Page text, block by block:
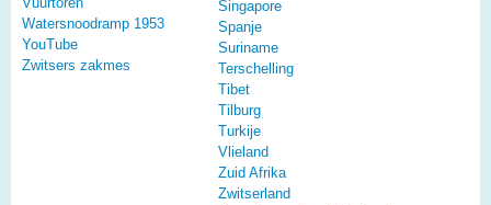
Watersnoodramp 1953
YouTube
Zwitsers zakmes
Singapore
Spanje
Suriname
Terschelling
Tibet
Tilburg
Turkije
Vlieland
Zuid Afrika
Zwitserland